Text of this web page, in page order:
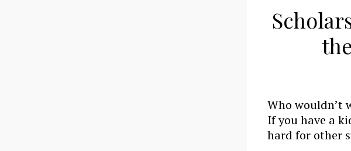
Who wouldn’t
If you have a
hard for other